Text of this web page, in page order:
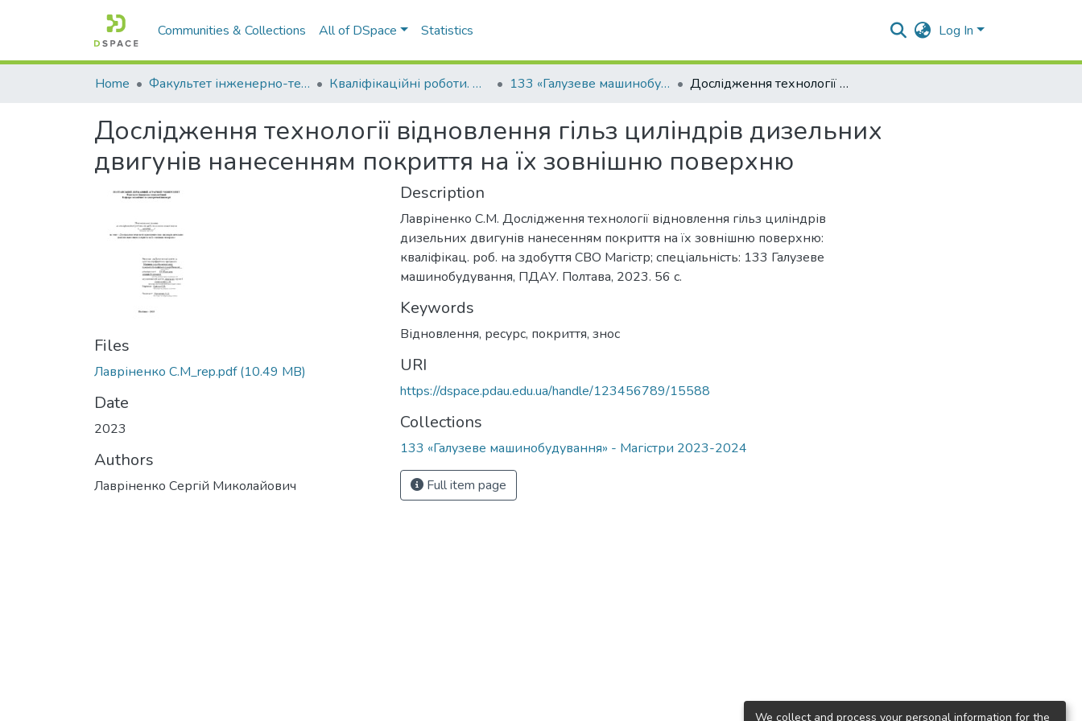
Communities & Collections All of DSpace Statistics Log In
Home Факультет інженерно-технологічний Кваліфікаційні роботи. Факультет інженерно-технологічний 133 «Галузеве машинобудування» - Магістри 2023-2024 Дослідження технології відновлення гільз циліндрів дизельних двигунів нанесенням покриття на їх зовнішню поверхню
Дослідження технології відновлення гільз циліндрів дизельних
двигунів нанесенням покриття на їх зовнішню поверхню
Files
Лавріненко С.М_rep.pdf(10.49 MB)
Date
2023
Authors
Лавріненко Сергій Миколайович
Description
Лавріненко С.М. Дослідження технології відновлення гільз циліндрів
дизельних двигунів нанесенням покриття на їх зовнішню поверхню:
кваліфікац. роб. на здобуття СВО Магістр; спеціальність: 133 Галузеве
машинобудування, ПДАУ. Полтава, 2023. 56 с.
Keywords
Відновлення, ресурс, покриття, знос
URI
https://dspace.pdau.edu.ua/handle/123456789/15588
Collections
133 «Галузеве машинобудування» - Магістри 2023-2024
Full item page
We collect and process your personal information for the